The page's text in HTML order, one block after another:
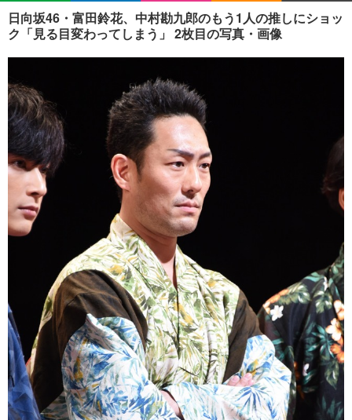
音楽 スポーツ
ペット ショッピング
その他
プッシュ通知の停止方法
日向坂46・富田鈴花、中村勘九郎のもう1人の推しにショッ
ク「見る目変わってしまう」 2枚目の写真・画像